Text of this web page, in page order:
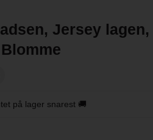
Jersey lagen,
på lager snarest 🚚